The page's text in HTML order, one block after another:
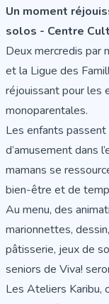
Un moment
solos - Centre
Deux mercredis par
et la Ligue des
réjouissant pour les
monoparentales.
Les enfants
d’amusement dans
mamans se
bien-être et de
Au menu, des
marionnettes,
pâtisserie, jeux de
seniors de Viva!
Les Ateliers Karibu,